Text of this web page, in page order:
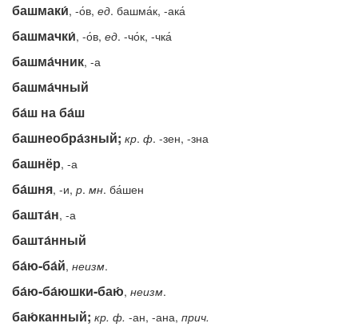
башмаки́, -о́в, ед. башма́к, -ака́
башмачки́, -о́в, ед. -чо́к, -чка́
башма́чник, -а
башма́чный
ба́ш на ба́ш
башнеобра́зный; кр. ф. -зен, -зна
башнёр, -а
ба́шня, -и, р. мн. ба́шен
башта́н, -а
башта́нный
ба́ю-ба́й, неизм.
ба́ю-ба́юшки-баю́, неизм.
баю́канный; кр. ф. -ан, -ана, прич.